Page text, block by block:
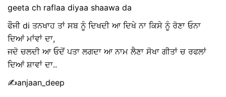
geeta ch raflaa diyaa shaawa da
ਫੌਜੀ di ਤਨਖਾਹ ਤਾਂ ਸਬ ਨੂੰ ਦਿਖਦੀ ਆ ਦਿਖੇ ਨਾ ਕਿਸੇ ਨੂੰ ਰੋਣਾ ਓਨਾ
ਦਿਆਂ ਮਾਂਵਾਂ ਦਾ,
ਜਦੋ ਚਲਦੀ ਆ ਓਦੋਂ ਪਤਾ ਲਗਦਾ ਆ ਨਾਮ ਲੈਣਾ ਸੋਖਾ ਗੀਤਾਂ ਚ ਰਫਲਾਂ
ਦਿਆਂ ਸ਼ਾਵਾਂ ਦਾ..
✍️anjaan_deep